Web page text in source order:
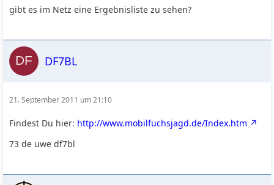
gibt es im Netz eine Ergebnisliste zu sehen?
DF7BL
21. September 2011 um 21:10
Findest Du hier: http://www.mobilfuchsjagd.de/Index.htm
73 de uwe df7bl